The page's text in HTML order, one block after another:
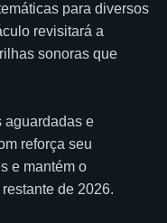
para diversos
revisitará a
sonoras que
aguardadas e
reforça seu
e mantém o
de 2026.